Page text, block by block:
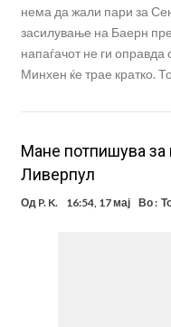
нема да жали пари за
засилување на Баерн
напаѓачот не ги оправда
Минхен ќе трае кратко.
Мане потпишува за
Ливерпул
Од P. K. 16:54, 17 мај Во :